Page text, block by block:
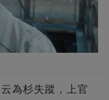
為杉失蹤，上官